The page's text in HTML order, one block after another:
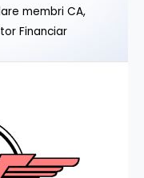
membri CA,
Financiar